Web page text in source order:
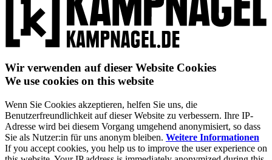
Wir verwenden auf dieser Website Cookies
We use cookies on this website
Wenn Sie Cookies akzeptieren, helfen Sie uns, die
Benutzerfreundlichkeit auf dieser Website zu verbessern. Ihre IP-
Adresse wird bei diesem Vorgang umgehend anonymisiert, so dass
Sie als Nutzer:in für uns anonym bleiben. Weitere Informationen
If you accept cookies, you help us to improve the user experience on